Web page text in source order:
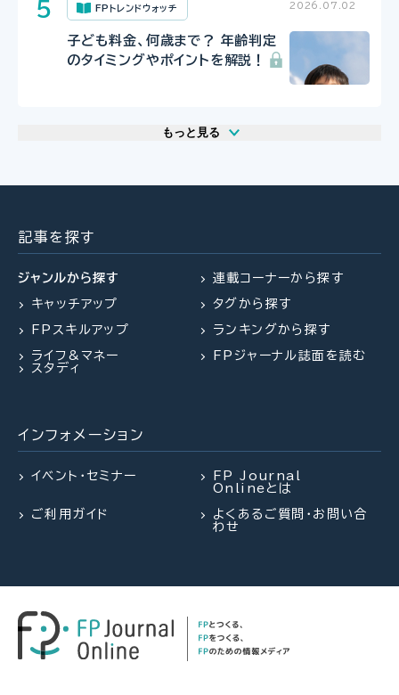
FPトレンドウォッチ 2026.07.02
子ども料金、何歳まで？ 年齢判定
のタイミングやポイントを解説！
もっと見る
したい！老後資金は大丈夫？
FP・専門家に聞く
右する、道路、ライフライン、法令制
「知らなかった」じゃ済まされない
飛行機搭乗時の新ルール
2026.08.03
熱中症や水辺の事故……夏のアク
シデントに民間保険は使えるの
か？
と株価評価・特例措置の行方(山田
&パートナーズ 宇田川氏、金沢
氏、西内氏)
FPトレンドウォッチ 2026.07.27
夏休み中の子どものランチ、負担を
【資産形成】資産運用、正しくできて
いますか？（平井美穂氏）
2026.07.30
マンション関連法の改正で決議ルー
ルが大幅変更
え・リノベがより円滑に
FPトレンドウォッチ
ルが大幅変更
FPトレンドウォッチ
熱中症や水辺の事故……夏のアク
シデントに民間保険は使えるの
か？
したい！老後資金は大丈夫？
記事を探す
ジャンルから探す
キャッチアップ
FPスキルアップ
ライフ&マネー
スタディ
連載コーナーから探す
タグから探す
ランキングから探す
FPジャーナル誌面を読む
インフォメーション
イベント・セミナー
FP Journal
Onlineとは
ご利用ガイド
よくあるご質問・お問い合
わせ